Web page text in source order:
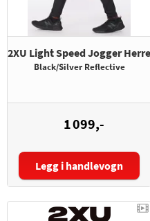
2XU Light Speed Jogger Herre
Black/Silver Reflective
1 099,-
Størrelse:
Legg i handlevogn